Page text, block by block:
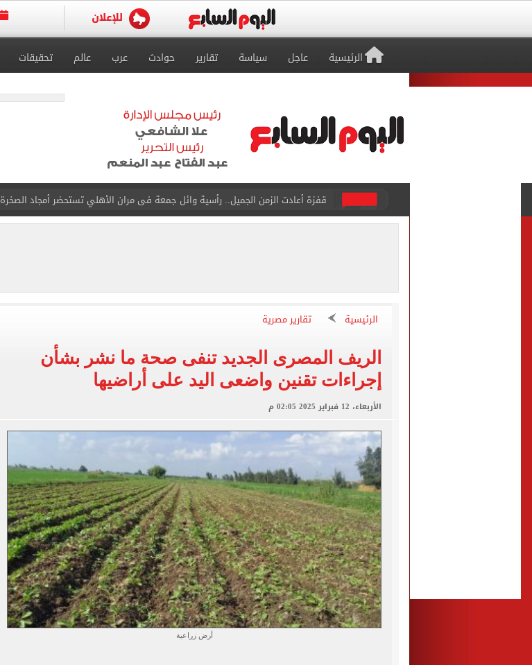
الرئيسية عاجل سياسة تقارير حوادث عرب عالم تحقيقات
قفزة أعادت الزمن الجميل.. رأسية وائل جمعة فى مران الأهلي تستحضر أمجاد الصخرة
الأهلي ينهي مرانه الأول فى معسكر إسبانيا.. جلسة عموتة وفقرة بدنية.. صور
برشلونة يطرح تذاكر مواجهة الأهلي على كأس خوان جامبر
طرابزون سبور ينفي الحجز على مستحقات محمد صلاح
منتخب ناشئات كرة اليد يخسر أمام إسبانيا 27 - 26 فى نصف نهائى بطولة العالم
الرئيسية تقارير مصرية
الريف المصرى الجديد تنفى صحة ما نشر بشأن
إجراءات تقنين واضعى اليد على أراضيها
الأربعاء، 12 فبراير 2025 02:05 م
أرض زراعية